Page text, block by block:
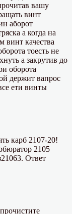
вашу
винт
аборот
а когда на
винт качества
тоесть не
а закрутив до
оборота
держит вапрос
ети винты
карб 2107-20!
2105
Ответ